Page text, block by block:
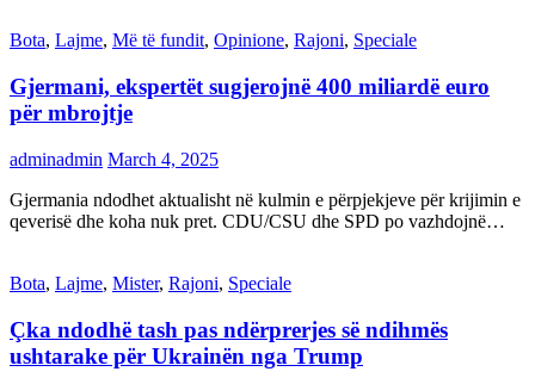
Bota, Lajme, Më të fundit, Opinione, Rajoni, Speciale
Gjermani, ekspertët sugjerojnë 400 miliardë euro
për mbrojtje
adminadmin March 4, 2025
Gjermania ndodhet aktualisht në kulmin e përpjekjeve për krijimin e
qeverisë dhe koha nuk pret. CDU/CSU dhe SPD po vazhdojnë…
Bota, Lajme, Mister, Rajoni, Speciale
Çka ndodhë tash pas ndërprerjes së ndihmës
ushtarake për Ukrainën nga Trump